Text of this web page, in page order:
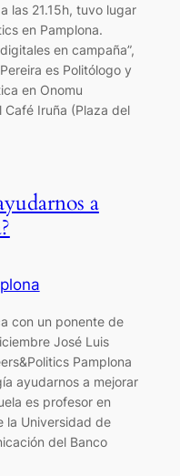
las 21.15h, tuvo lugar
en Pamplona.
en campaña”,
es Politólogo y
en Onomu
Café Iruña (Plaza del
a
con un ponente de
José Luis
Pamplona
ayudarnos a mejorar
es profesor en
la Universidad de
del Banco